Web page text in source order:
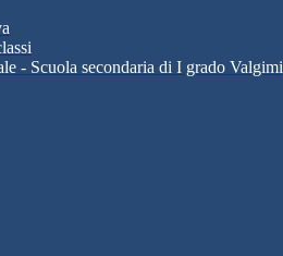
- Scuola secondaria di I grado